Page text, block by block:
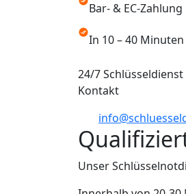
Bar- & EC-Zahlung
In 10 – 40
24/7
Kontakt
Unser